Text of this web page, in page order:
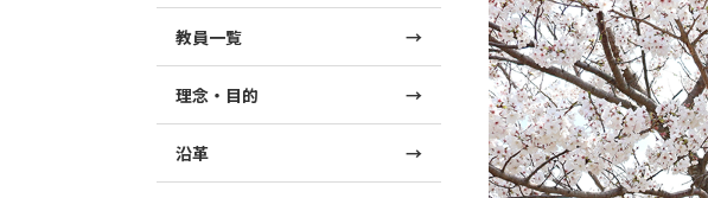
教員一覧
理念・目的
沿革